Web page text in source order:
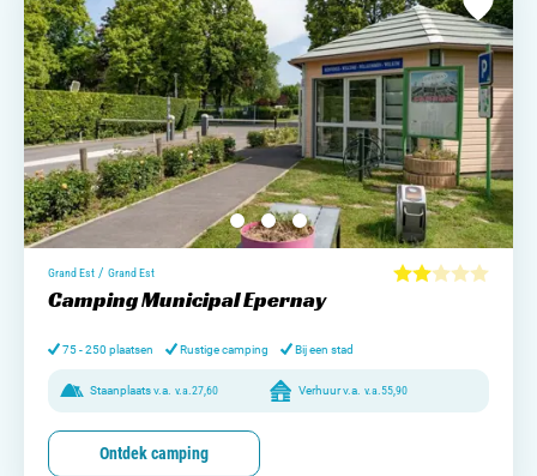
Grand Est / Grand Est
Camping Municipal Epernay
75 - 250 plaatsen Rustige camping Bij een stad
Staanplaats v.a. v.a.27,60 Verhuur v.a. v.a.55,90
Ontdek camping